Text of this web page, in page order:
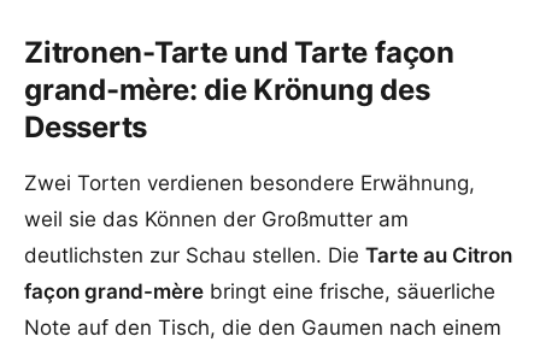
Zitronen-Tarte und Tarte façon
grand-mère: die Krönung des
Desserts
Zwei Torten verdienen besondere Erwähnung,
weil sie das Können der Großmutter am
deutlichsten zur Schau stellen. Die Tarte au Citron
façon grand-mère bringt eine frische, säuerliche
Note auf den Tisch, die den Gaumen nach einem